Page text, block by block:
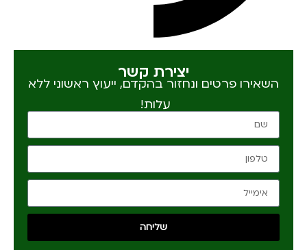
יצירת קשר
השאירו פרטים ונחזור בהקדם, ייעוץ ראשוני ללא
עלות!
שליחה